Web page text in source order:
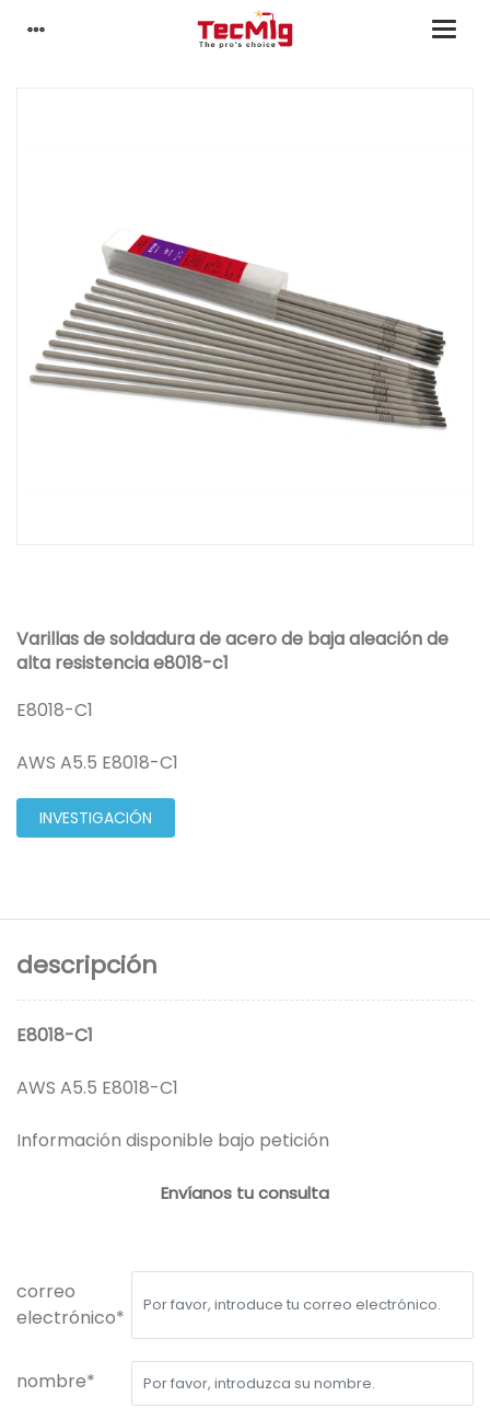
Varillas de soldadura de acero de baja aleación de
alta resistencia e8018-c1
E8018-C1
AWS A5.5 E8018-C1
INVESTIGACIÓN
descripción
E8018-C1
AWS A5.5 E8018-C1
Información disponible bajo petición
Envíanos tu consulta
correo
electrónico*
nombre*